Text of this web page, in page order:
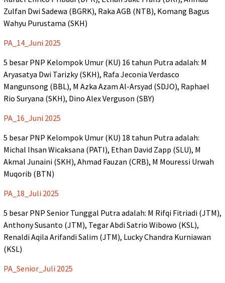
Zulfan Dwi Sadewa (BGRK), Raka AGB (NTB), Komang Bagus
Wahyu Purustama (SKH)
PA_14_Juni 2025
5 besar PNP Kelompok Umur (KU) 16 tahun Putra adalah: M
Aryasatya Dwi Tarizky (SKH), Rafa Jeconia Verdasco
Mangunsong (BBL), M Azka Azam Al-Arsyad (SDJO), Raphael
Rio Suryana (SKH), Dino Alex Verguson (SBY)
PA_16_Juni 2025
5 besar PNP Kelompok Umur (KU) 18 tahun Putra adalah:
Michal Ihsan Wicaksana (PATI), Ethan David Zapp (SLU), M
Akmal Junaini (SKH), Ahmad Fauzan (CRB), M Mouressi Urwah
Muqorib (BTN)
PA_18_Juli 2025
5 besar PNP Senior Tunggal Putra adalah: M Rifqi Fitriadi (JTM),
Anthony Susanto (JTM), Tegar Abdi Satrio Wibowo (KSL),
Renaldi Aqila Arifandi Salim (JTM), Lucky Chandra Kurniawan
(KSL)
PA_Senior_Juli 2025